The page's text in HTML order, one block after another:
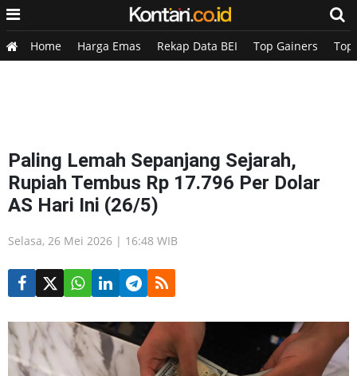
Home Harga Emas Rekap Data BEI Top Gainers Top
Paling Lemah Sepanjang Sejarah,
Rupiah Tembus Rp 17.796 Per Dolar
AS Hari Ini (26/5)
Selasa, 26 Mei 2026 | 16:48 WIB